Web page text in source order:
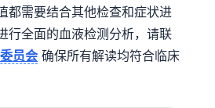
都需要结合其他检查和症状进
行全面的血液检测分析，请联
员会 确保所有解读均符合临床